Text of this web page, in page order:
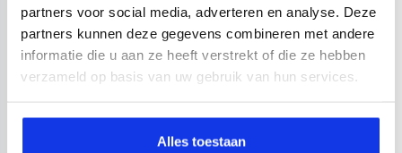
partners voor social media, adverteren en analyse. Deze
partners kunnen deze gegevens combineren met andere
informatie die u aan ze heeft verstrekt of die ze hebben
verzameld op basis van uw gebruik van hun services.
Alles toestaan
34.998 km 437 km actieradius
Elektrisch
electronic climate controle
elektrisch glazen panorama-dak
Kopen
36.895,-
Private lease
793,- p.m.